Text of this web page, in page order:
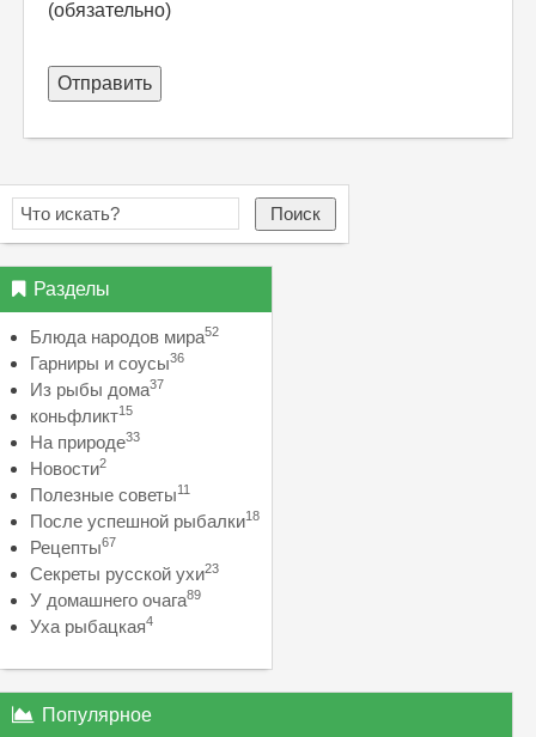
(обязательно)
Отправить
Поиск
Разделы
Блюда народов мира52
Гарниры и соусы36
Из рыбы дома37
коньфликт15
На природе33
Новости2
Полезные советы11
После успешной рыбалки18
Рецепты67
Секреты русской ухи23
У домашнего очага89
Уха рыбацкая4
Популярное